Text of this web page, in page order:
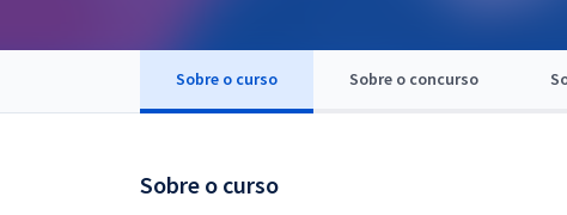
Sobre o curso Sobre o concurso
Sobre o curso